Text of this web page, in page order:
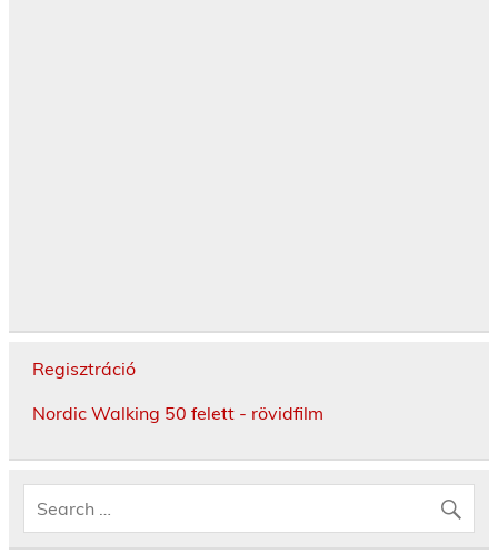
Regisztráció
Nordic Walking 50 felett - rövidfilm